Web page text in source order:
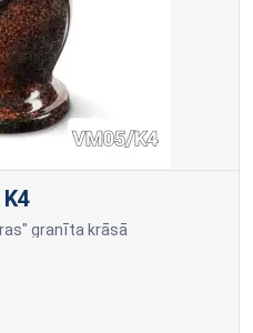
granīta krāsā